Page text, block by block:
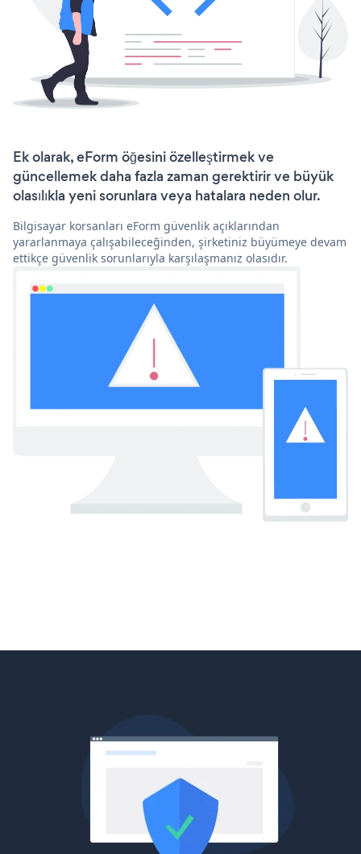
Ek olarak, eForm öğesini özelleştirmek ve
güncellemek daha fazla zaman gerektirir ve büyük
olasılıkla yeni sorunlara veya hatalara neden olur.
Bilgisayar korsanları eForm güvenlik açıklarından
yararlanmaya çalışabileceğinden, şirketiniz büyümeye devam
ettikçe güvenlik sorunlarıyla karşılaşmanız olasıdır.